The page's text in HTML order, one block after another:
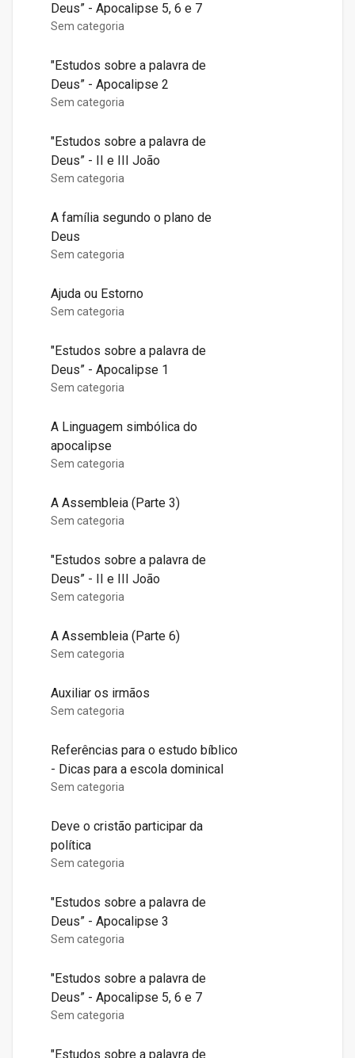
Deus” - Apocalipse 5, 6 e 7
Sem categoria
"Estudos sobre a palavra de
Deus” - Apocalipse 2
Sem categoria
"Estudos sobre a palavra de
Deus” - II e III João
Sem categoria
A família segundo o plano de
Deus
Sem categoria
Ajuda ou Estorno
Sem categoria
"Estudos sobre a palavra de
Deus” - Apocalipse 1
Sem categoria
A Linguagem simbólica do
apocalipse
Sem categoria
A Assembleia (Parte 3)
Sem categoria
"Estudos sobre a palavra de
Deus” - II e III João
Sem categoria
A Assembleia (Parte 6)
Sem categoria
Auxiliar os irmãos
Sem categoria
Referências para o estudo bíblico
- Dicas para a escola dominical
Sem categoria
Deve o cristão participar da
política
Sem categoria
"Estudos sobre a palavra de
Deus” - Apocalipse 3
Sem categoria
"Estudos sobre a palavra de
Deus” - Apocalipse 5, 6 e 7
Sem categoria
"Estudos sobre a palavra de